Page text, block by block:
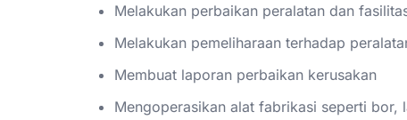
Melakukan perbaikan peralatan dan
Melakukan pemeliharaan terhadap
Membuat laporan perbaikan kerusakan
Mengoperasikan alat fabrikasi seperti bor,